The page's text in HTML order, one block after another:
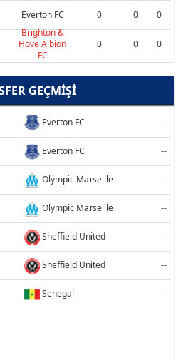
Everton FC 0 0 0
Brighton &
Hove Albion
FC
0 0 0
GEÇMIŞI
Everton FC --
Everton FC --
Olympic Marseille --
Olympic Marseille --
Sheffield United --
Sheffield United --
Senegal --